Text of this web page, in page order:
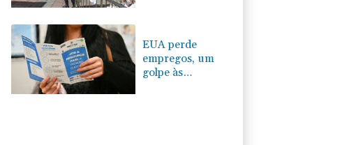
EUA perde
empregos, um
golpe às